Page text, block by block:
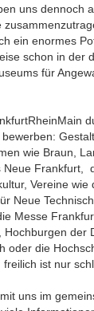
uns dennoch
ein enormes
schon in der
für
wie Braun,
Neue Frankfurt,
Vereine wie
Neue
Messe
der
oder die
ist nur
uns im